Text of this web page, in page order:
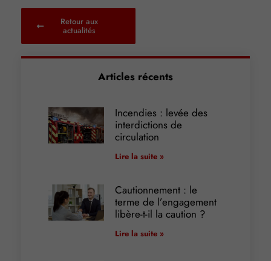
Retour aux
actualités
Articles récents
Incendies : levée des
interdictions de
circulation
Lire la suite »
Cautionnement : le
terme de l’engagement
libère-t-il la caution ?
Lire la suite »